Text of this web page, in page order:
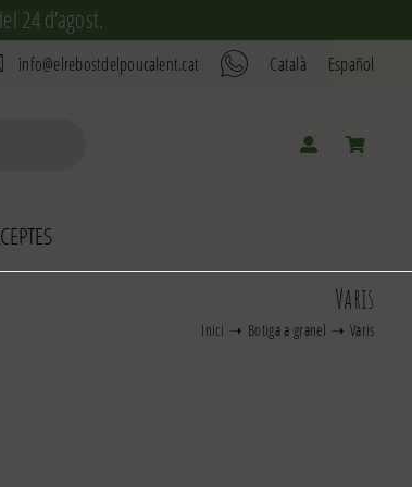
24 d’agost.
info@elrebostdelpoucalent.cat Català Español
Varis
Inici Botiga a granel Varis